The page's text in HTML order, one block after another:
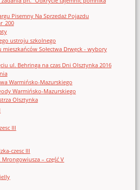
Pisemny Na Sprzedaż Pojazdu
ustroju szkolnego
mieszkańców Sołectwa Drwęck - wybory
ul. Behringa na czas Dni Olsztynka 2016
Warmińsko-Mazurskiego
Warmińsko-Mazurskiego
Olsztynka
III
czesc III
– część V